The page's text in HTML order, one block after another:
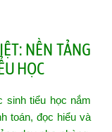
NỀN TẢNG
HỌC
sinh tiểu học nắm
toán, đọc hiểu và